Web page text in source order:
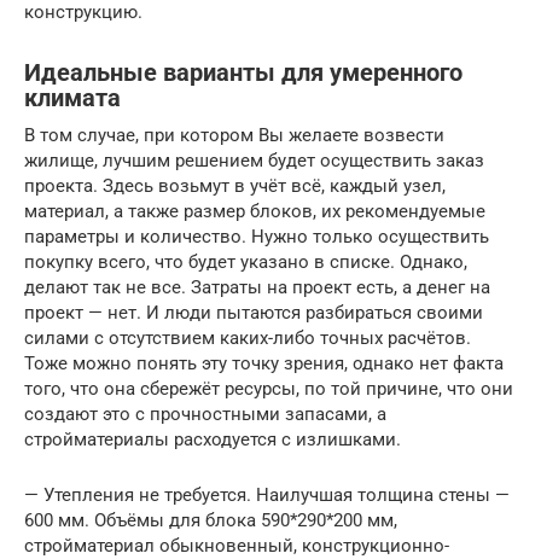
конструкцию.
Идеальные варианты для умеренного
климата
В том случае, при котором Вы желаете возвести
жилище, лучшим решением будет осуществить заказ
проекта. Здесь возьмут в учёт всё, каждый узел,
материал, а также размер блоков, их рекомендуемые
параметры и количество. Нужно только осуществить
покупку всего, что будет указано в списке. Однако,
делают так не все. Затраты на проект есть, а денег на
проект — нет. И люди пытаются разбираться своими
силами с отсутствием каких-либо точных расчётов.
Тоже можно понять эту точку зрения, однако нет факта
того, что она сбережёт ресурсы, по той причине, что они
создают это с прочностными запасами, а
стройматериалы расходуется с излишками.
— Утепления не требуется. Наилучшая толщина стены —
600 мм. Объёмы для блока 590*290*200 мм,
стройматериал обыкновенный, конструкционно-